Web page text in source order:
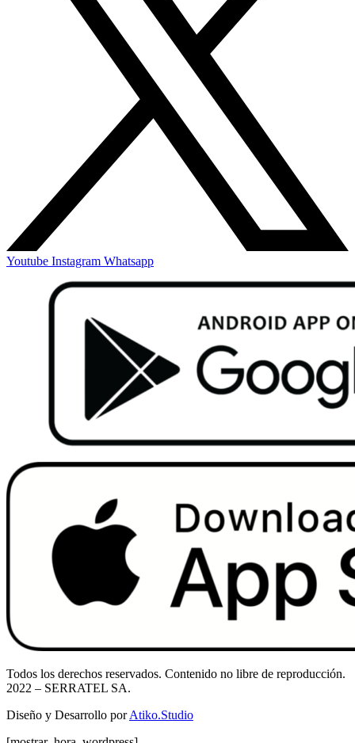
Youtube Instagram Whatsapp
Todos los derechos reservados. Contenido no libre de reproducción.
2022 – SERRATEL SA.
Diseño y Desarrollo porAtiko.Studio